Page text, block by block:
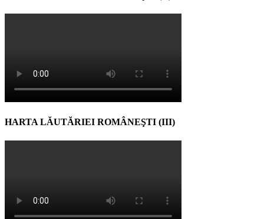
HARTA LĂUTĂRIEI ROMÂNEŞTI (III)